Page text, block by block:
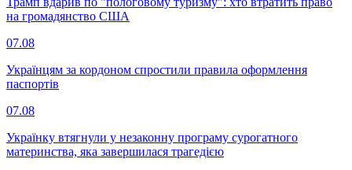
на громадянство США
07.08
Українцям за кордоном спростили правила оформлення
паспортів
07.08
Українку втягнули у незаконну програму сурогатного
материнства, яка завершилася трагедією